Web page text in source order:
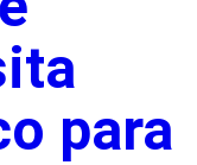
para